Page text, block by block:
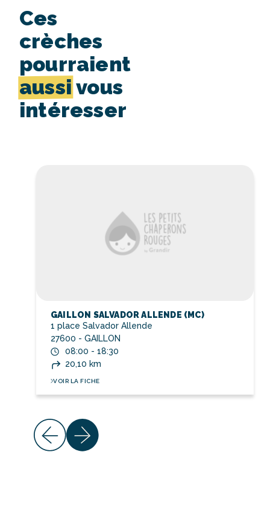
Ces
crèches
pourraient
aussi vous
intéresser
GAILLON SALVADOR ALLENDE (MC)
1 place Salvador Allende
27600 - GAILLON
08:00 - 18:30
20,10 km
VOIR LA FICHE